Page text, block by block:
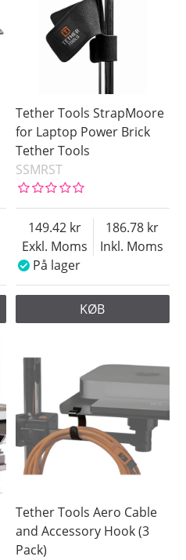
Tether Tools StrapMoore
for Laptop Power Brick
Tether Tools
SSMRST
Exkl. Moms
149.42
Inkl. Moms
186.78
På lager
KØB
Tether Tools Aero Cable
and Accessory Hook (3
Pack)